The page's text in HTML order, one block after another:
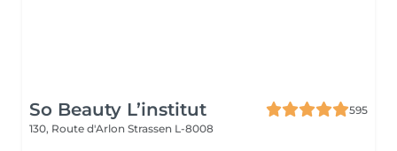
So Beauty L’institut
595
130, Route d'Arlon Strassen L-8008